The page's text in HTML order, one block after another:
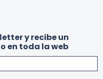
y recibe un
en toda la web